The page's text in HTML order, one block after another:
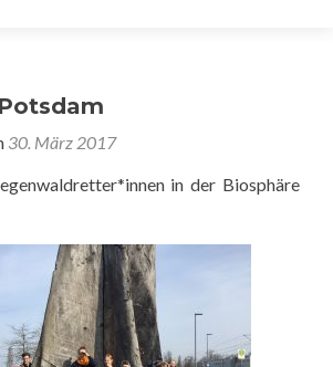
30. März 2017
in der Biosphäre